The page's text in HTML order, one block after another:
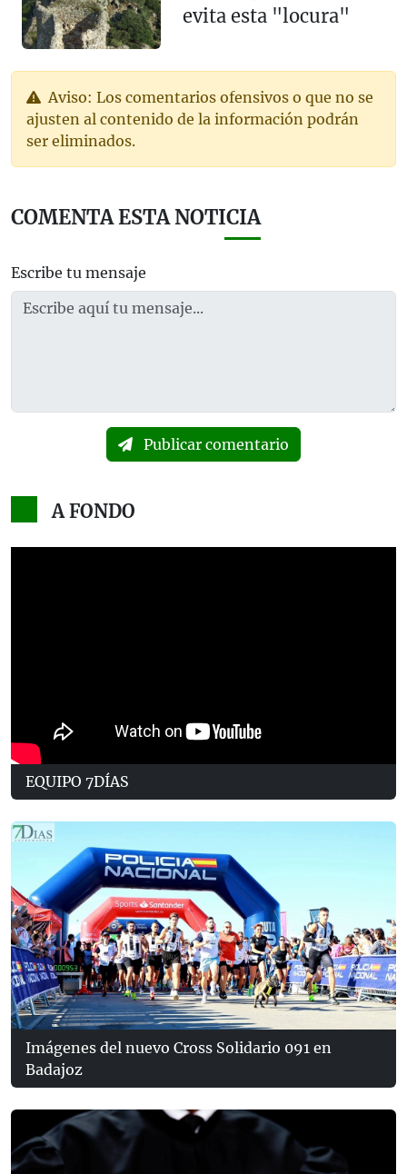
evita esta "locura"
Aviso: Los comentarios ofensivos o que no se
ajusten al contenido de la información podrán
ser eliminados.
COMENTA ESTA NOTICIA
Escribe tu mensaje
Publicar comentario
A FONDO
EQUIPO 7DÍAS
Imágenes del nuevo Cross Solidario 091 en
Badajoz